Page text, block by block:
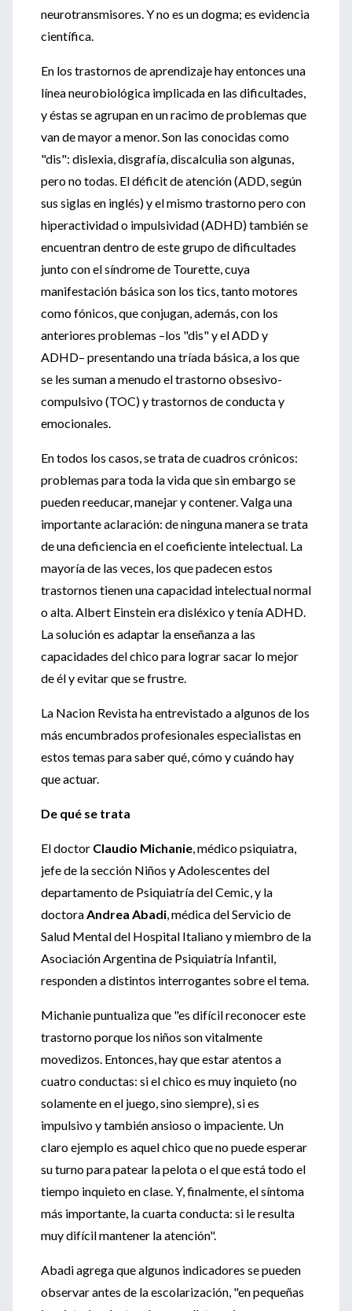
neurotransmisores. Y no es un dogma; es evidencia
científica.
En los trastornos de aprendizaje hay entonces una
línea neurobiológica implicada en las dificultades,
y éstas se agrupan en un racimo de problemas que
van de mayor a menor. Son las conocidas como
"dis": dislexia, disgrafía, discalculia son algunas,
pero no todas. El déficit de atención (ADD, según
sus siglas en inglés) y el mismo trastorno pero con
hiperactividad o impulsividad (ADHD) también se
encuentran dentro de este grupo de dificultades
junto con el síndrome de Tourette, cuya
manifestación básica son los tics, tanto motores
como fónicos, que conjugan, además, con los
anteriores problemas –los "dis" y el ADD y
ADHD– presentando una tríada básica, a los que
se les suman a menudo el trastorno obsesivo-
compulsivo (TOC) y trastornos de conducta y
emocionales.
En todos los casos, se trata de cuadros crónicos:
problemas para toda la vida que sin embargo se
pueden reeducar, manejar y contener. Valga una
importante aclaración: de ninguna manera se trata
de una deficiencia en el coeficiente intelectual. La
mayoría de las veces, los que padecen estos
trastornos tienen una capacidad intelectual normal
o alta. Albert Einstein era disléxico y tenía ADHD.
La solución es adaptar la enseñanza a las
capacidades del chico para lograr sacar lo mejor
de él y evitar que se frustre.
La Nacion Revista ha entrevistado a algunos de los
más encumbrados profesionales especialistas en
estos temas para saber qué, cómo y cuándo hay
que actuar.
De qué se trata
El doctor Claudio Michanie, médico psiquiatra,
jefe de la sección Niños y Adolescentes del
departamento de Psiquiatría del Cemic, y la
doctoraAndrea Abadi, médica del Servicio de
Salud Mental del Hospital Italiano y miembro de la
Asociación Argentina de Psiquiatría Infantil,
responden a distintos interrogantes sobre el tema.
Michanie puntualiza que "es difícil reconocer este
trastorno porque los niños son vitalmente
movedizos. Entonces, hay que estar atentos a
cuatro conductas: si el chico es muy inquieto (no
solamente en el juego, sino siempre), si es
impulsivo y también ansioso o impaciente. Un
claro ejemplo es aquel chico que no puede esperar
su turno para patear la pelota o el que está todo el
tiempo inquieto en clase. Y, finalmente, el síntoma
más importante, la cuarta conducta: si le resulta
muy difícil mantener la atención".
Abadi agrega que algunos indicadores se pueden
observar antes de la escolarización, "en pequeñas